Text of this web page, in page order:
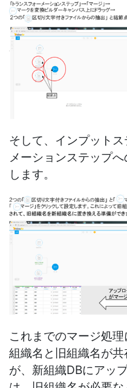
そして、インプット
メーションステップ
します。
これまでのマージ処
組織名と旧組織名が
が、新組織DBにアッ